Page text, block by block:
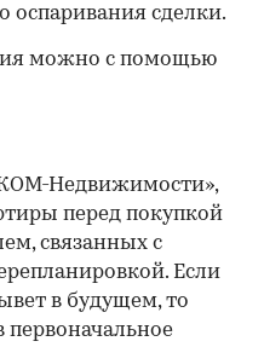
оспаривания сделки.
можно с помощью
Недвижимости»,
перед покупкой
связанных с
Если
в будущем, то